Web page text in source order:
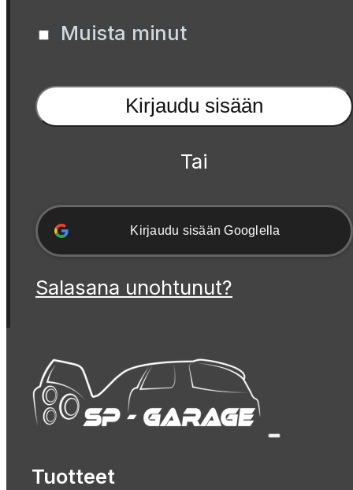
Muista minut
Kirjaudu sisään
Tai
Kirjaudu sisään Googlella
Salasana unohtunut?
Tuotteet